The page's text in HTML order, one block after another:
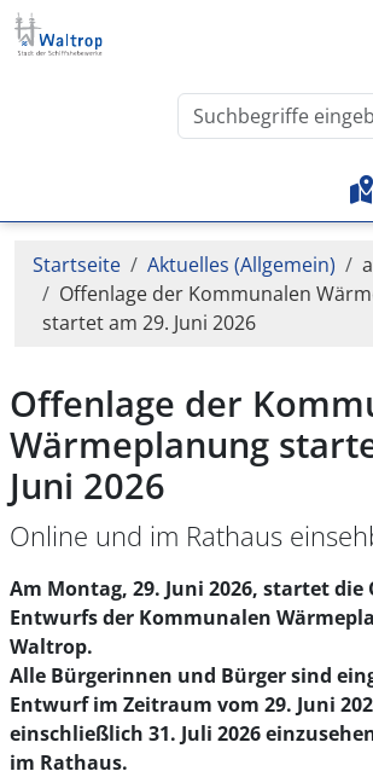
Direkt zum Inhalt
Waltrop.de
Pfadnavigation
Startseite Aktuelles (Allgemein)
Offenlage der Kommunalen
startet am 29. Juni 2026
Offenlage der
Wärmeplanung
Juni 2026
Online und im Rathaus
Am Montag, 29. Juni 2026, startet die
Entwurfs der Kommunalen
Waltrop.
Alle Bürgerinnen und Bürger sind
Entwurf im Zeitraum vom 29. Juni
einschließlich 31. Juli 2026
im Rathaus.